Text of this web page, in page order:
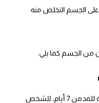
الجسم التخلص منه
من الجسم كما يلي:
تصل مدة خروج الأفيون من البول بالنسبة للمدمن 7 أيام، للشخص